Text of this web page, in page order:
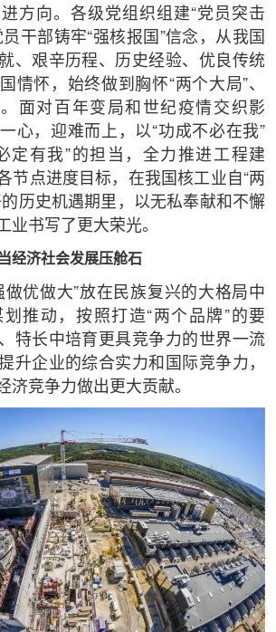
方向。各级党组织组建“党员突击
员干部铸牢“强核报国”信念，从我国
、艰辛历程、历史经验、优良传统
情怀，始终做到胸怀“两个大局”、
面对百年变局和世纪疫情交织影
心，迎难而上，以“功成不必在我”
定有我”的担当，全力推进工程建
节点进度目标，在我国核工业自“两
历史机遇期里，以无私奉献和不懈
业书写了更大荣光。
经济社会发展压舱石
做优做大”放在民族复兴的大格局中
推动，按照打造“两个品牌”的要
特长中培育更具竞争力的世界一流
升企业的综合实力和国际竞争力，
济竞争力做出更大贡献。